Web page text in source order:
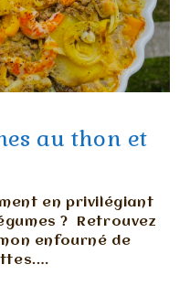
au thon et
en privilégiant
? Retrouvez
enfourné de